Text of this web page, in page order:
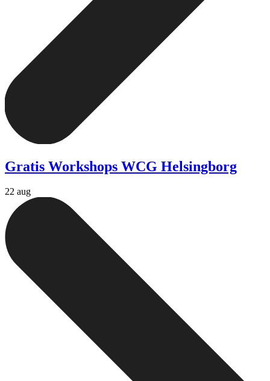
Gratis Workshops WCG Helsingborg
22 aug